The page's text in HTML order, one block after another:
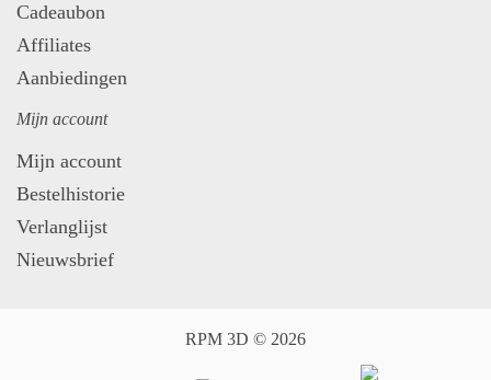
Cadeaubon
Affiliates
Aanbiedingen
Mijn account
Mijn account
Bestelhistorie
Verlanglijst
Nieuwsbrief
RPM 3D © 2026